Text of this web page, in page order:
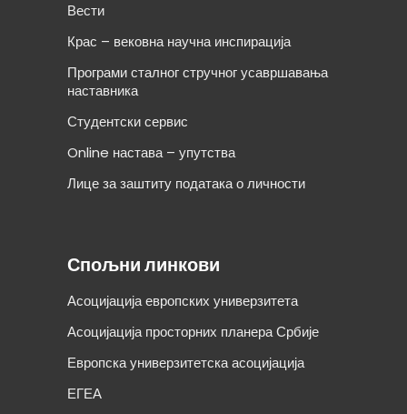
Вести
Крас – вековна научна инспирација
Програми сталног стручног усавршавања
наставника
Студентски сервис
Online настава – упутства
Лице за заштиту података о личности
Спољни линкови
Асоцијација европских универзитета
Асоцијација просторних планера Србије
Европска универзитетска асоцијација
ЕГЕА